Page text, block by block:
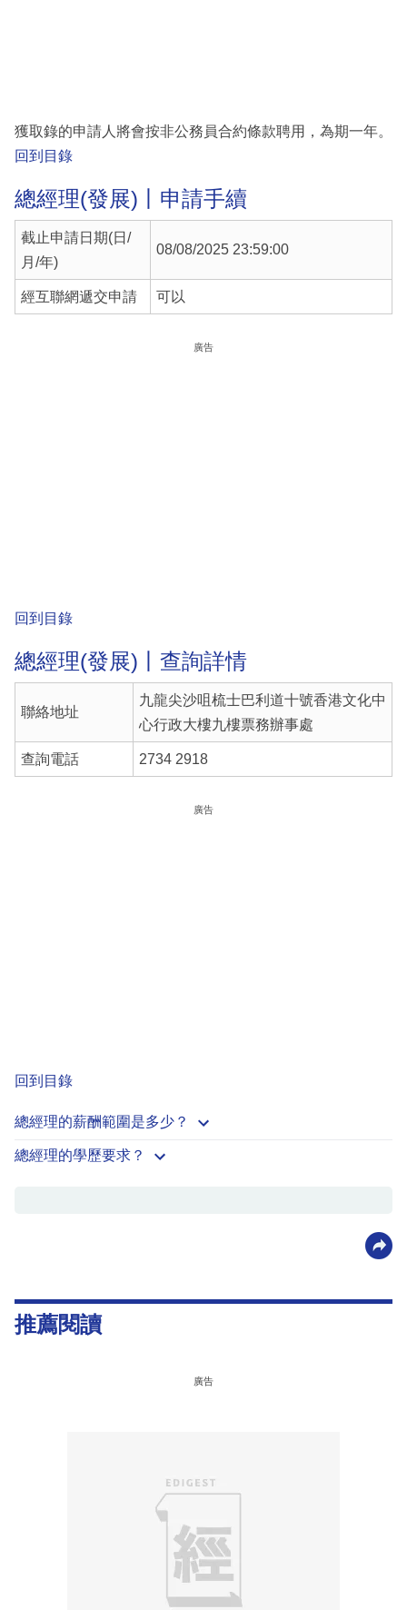
獲取錄的申請人將會按非公務員合約條款聘用，為期一年。
回到目錄
總經理(發展)丨申請手續
截止申請日期(日/
月/年)
08/08/2025 23:59:00
經互聯網遞交申請 可以
廣告
回到目錄
總經理(發展)丨查詢詳情
聯絡地址
九龍尖沙咀梳士巴利道十號香港文化中
心行政大樓九樓票務辦事處
查詢電話 2734 2918
廣告
回到目錄
總經理的薪酬範圍是多少？
總經理的學歷要求？
推薦閱讀
廣告